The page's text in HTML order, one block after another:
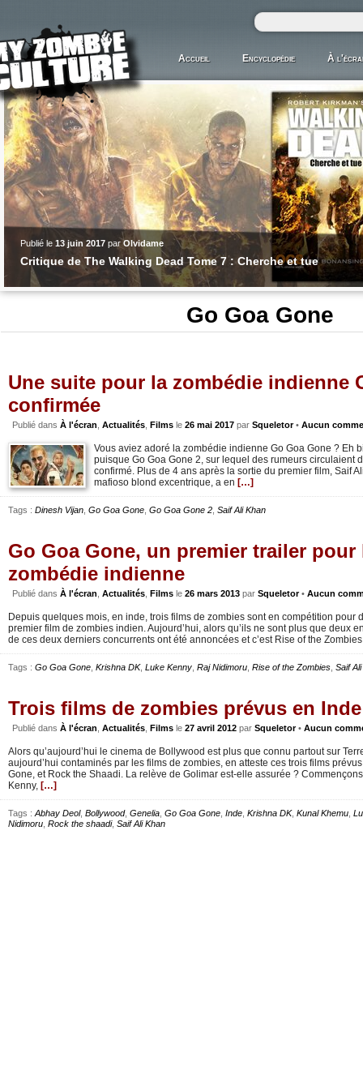
Accueil Encyclopédie À
Publié le 13 juin 2017 par Olvidame
Critique de The Walking Dead Tome 7 : Cherche et tue
Go Goa Gone
Une suite pour la zombédie indienne
confirmée
Publié dans À l'écran Actualités Films le 26 mai 2017 par Squeletor• Aucun
Vous aviez adoré la zombédie indienne Go Goa Gone ? Eh
puisque Go Goa Gone 2, sur lequel des rumeurs circulaient
confirmé. Plus de 4 ans après la sortie du premier film, Saif
mafioso blond excentrique, a en […]
Tags : Dinesh Vijan Go Goa Gone Go Goa Gone 2 Saif Ali Khan
Go Goa Gone, un premier trailer pour
zombédie indienne
Publié dans À l'écran Actualités Films le 26 mars 2013 par Squeletor• Aucun
Depuis quelques mois, en inde, trois films de zombies sont en compétition pour
premier film de zombies indien. Aujourd’hui, alors qu’ils ne sont plus que deux
de ces deux derniers concurrents ont été annoncées et c’est Rise of the
Tags : Go Goa Gone Krishna DK, Luke Kenny Raj Nidimoru Rise of the Zombies Saif
Trois films de zombies prévus en
Publié dans À l'écran Actualités Films le 27 avril 2012 par Squeletor• Aucun
Alors qu’aujourd’hui le cinema de Bollywood est plus que connu partout sur
aujourd’hui contaminés par les films de zombies, en atteste ces trois films
Gone, et Rock the Shaadi. La relève de Golimar est-elle assurée ?
Kenny, […]
Tags : Abhay Deol, Bollywood, Genelia Go Goa Gone Inde Krishna DK, Kunal Khemu
Nidimoru Rock the shaadi, Saif Ali Khan